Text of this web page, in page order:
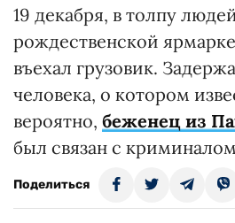
19 декабря, в толпу
рождественской
въехал грузовик.
человека, о котором
вероятно, беженец из
был связан с
Поделиться